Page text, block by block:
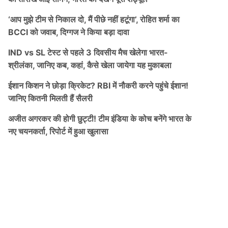
‘आप मुझे टीम से निकाल दो, मैं पीछे नहीं हटूंगा’, रोहित शर्मा का
BCCI को जवाब, दिग्गज ने किया बड़ा दावा
IND vs SL टेस्ट से पहले 3 दिवसीय मैच खेलेगा भारत-
श्रीलंका, जानिए कब, कहां, कैसे खेला जायेगा यह मुकाबला
ईशान किशन ने छोड़ा क्रिकेट? RBI में नौकरी करने पहुंचे ईशान!
जानिए कितनी मिलती हैं सैलरी
अजीत अगरकर की होगी छुट्टी! टीम इंडिया के कोच बनेंगे भारत के
नए चयनकर्ता, रिपोर्ट में हुआ खुलासा